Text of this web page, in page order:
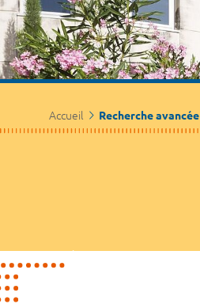
Accueil Recherche avancée